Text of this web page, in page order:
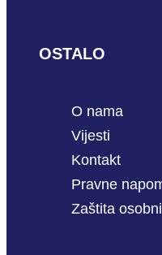
OSTALO
O nama
Vijesti
Kontakt
Pravne
Zaštita